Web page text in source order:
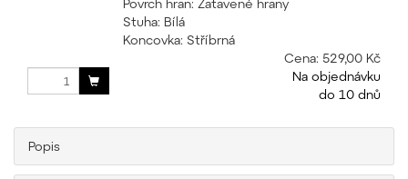
Povrch hran: Zatavené hrany
Stuha: Bílá
Koncovka: Stříbrná
Cena: 529,00 Kč
Na objednávku
do 10 dnů
Popis